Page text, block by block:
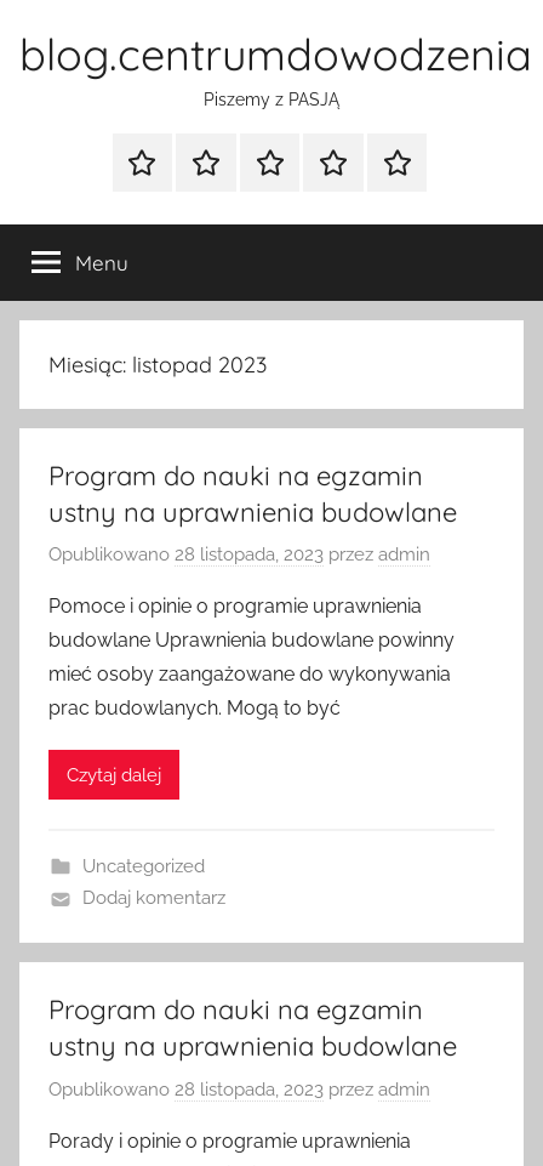
blog.centrumdowodzenia
Piszemy z PASJĄ
Strona
PolitykaWpisy
SEO
Instagram
Menu
Miesiąc: listopad 2023
Program do nauki na egzamin
ustny na uprawnienia budowlane
Opublikowano 28 listopada, 2023 przez admin
Pomoce i opinie o programie uprawnienia
budowlane Uprawnienia budowlane powinny
mieć osoby zaangażowane do wykonywania
prac budowlanych. Mogą to być
Czytaj dalej
Uncategorized
Dodaj komentarz
Program do nauki na egzamin
ustny na uprawnienia budowlane
Opublikowano 28 listopada, 2023 przez admin
Porady i opinie o programie uprawnienia